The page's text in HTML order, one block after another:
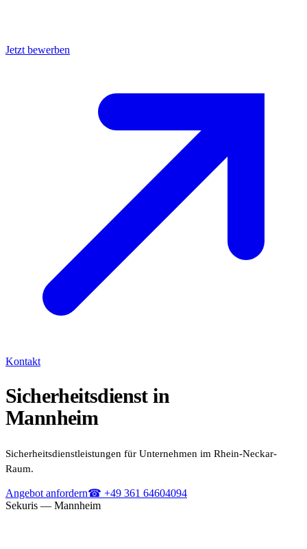
Jetzt bewerben
Kontakt
Sicherheitsdienst in
Mannheim
Sicherheitsdienstleistungen für Unternehmen im Rhein-Neckar-
Raum.
Angebot anfordern☎ +49 361 64604094
Sekuris — Mannheim